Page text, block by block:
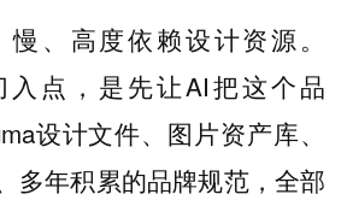
、高度依赖设计资源。
入点，是先让AI把这个品
设计文件、图片资产库、
多年积累的品牌规范，全部